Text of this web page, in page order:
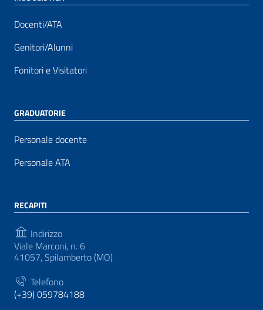
Docenti/ATA
Genitori/Alunni
Fonitori e Visitatori
GRADUATORIE
Personale docente
Personale ATA
RECAPITI
Indirizzo
Viale Marconi, n. 6
41057, Spilamberto (MO)
Telefono
(+39) 059784188